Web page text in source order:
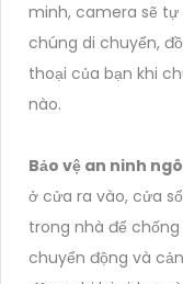
minh, camera sẽ
chúng di chuyển,
thoại của bạn khi
nào.
Bảo vệ an ninh
ở cửa ra vào, cửa
trong nhà để
chuyển động và